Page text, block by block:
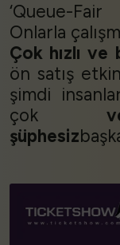
‘Queue-
Onlarla
Çok hızlı ve
ön satış
şimdi
çok
şüphesiz